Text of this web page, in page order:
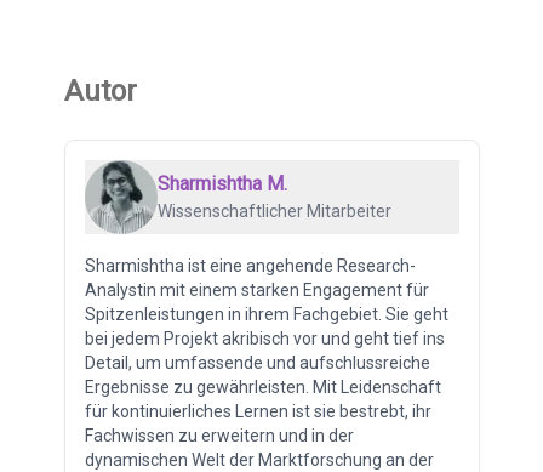
Autor
Sharmishtha M.
Wissenschaftlicher Mitarbeiter
Sharmishtha ist eine angehende Research-
Analystin mit einem starken Engagement für
Spitzenleistungen in ihrem Fachgebiet. Sie geht
bei jedem Projekt akribisch vor und geht tief ins
Detail, um umfassende und aufschlussreiche
Ergebnisse zu gewährleisten. Mit Leidenschaft
für kontinuierliches Lernen ist sie bestrebt, ihr
Fachwissen zu erweitern und in der
dynamischen Welt der Marktforschung an der